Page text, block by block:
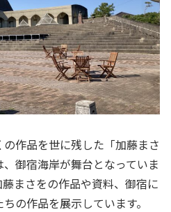
作品を世に残した「加藤まさ
御宿海岸が舞台となっていま
まさをの作品や資料、御宿に
の作品を展示しています。